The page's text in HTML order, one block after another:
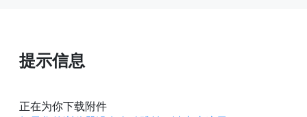
提示信息
正在为你下载附件